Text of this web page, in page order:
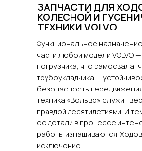
ЗАПЧАСТИ ДЛЯ
КОЛЕСНОЙ И
ТЕХНИКИ VOLVO
Функциональное
части любой модели VOLVO —
погрузчика, что самосвала,
трубоукладчика —
безопасность
техника «Вольво» служит
правдой десятилетиями. И
ее детали в процессе
работы изнашиваются.
исключение.